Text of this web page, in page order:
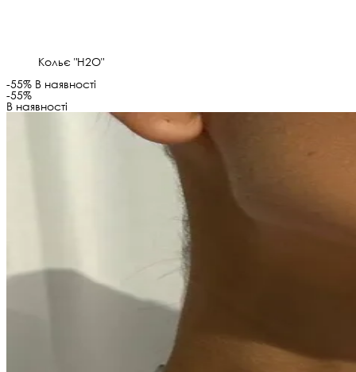
Кольє "H2O"
-55% В наявності
-55%
В наявності